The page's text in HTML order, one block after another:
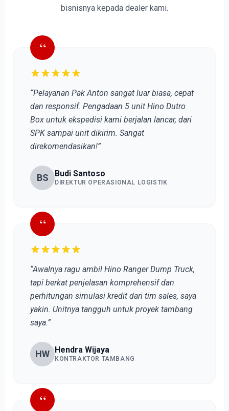
bisnisnya kepada dealer kami.
“
“Pelayanan Pak Anton sangat luar biasa, cepat
dan responsif. Pengadaan 5 unit Hino Dutro
Box untuk ekspedisi kami berjalan lancar, dari
SPK sampai unit dikirim. Sangat
direkomendasikan!”
BS Budi Santoso
DIREKTUR OPERASIONAL LOGISTIK
“
“Awalnya ragu ambil Hino Ranger Dump Truck,
tapi berkat penjelasan komprehensif dan
perhitungan simulasi kredit dari tim sales, saya
yakin. Unitnya tangguh untuk proyek tambang
saya.”
HW Hendra Wijaya
KONTRAKTOR TAMBANG
“